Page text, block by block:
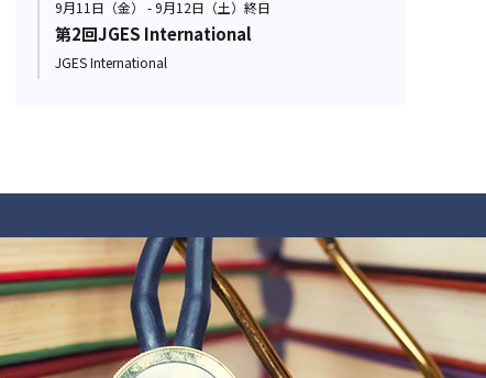
9月11日（金） - 9月12日（土）終日
第2回JGES International
JGES International